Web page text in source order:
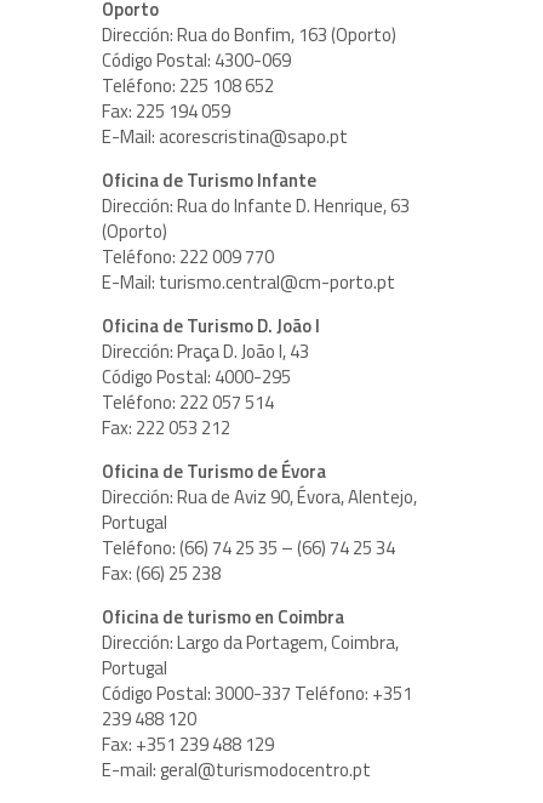
Oporto
Dirección: Rua do Bonfim, 163 (Oporto)
Código Postal: 4300-069
Teléfono: 225 108 652
Fax: 225 194 059
E-Mail: acorescristina@sapo.pt
Oficina de Turismo Infante
Dirección: Rua do Infante D. Henrique, 63
(Oporto)
Teléfono: 222 009 770
E-Mail: turismo.central@cm-porto.pt
Oficina de Turismo D. João I
Dirección: Praça D. João I, 43
Código Postal: 4000-295
Teléfono: 222 057 514
Fax: 222 053 212
Oficina de Turismo de Évora
Dirección: Rua de Aviz 90, Évora, Alentejo,
Portugal
Teléfono: (66) 74 25 35 – (66) 74 25 34
Fax: (66) 25 238
Oficina de turismo en Coimbra
Dirección: Largo da Portagem, Coimbra,
Portugal
Código Postal: 3000-337 Teléfono: +351
239 488 120
Fax: +351 239 488 129
E-mail: geral@turismodocentro.pt